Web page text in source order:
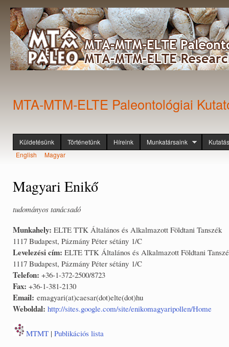
MTA-MTM-ELTE Paleontológiai
Főmenü
Küldetésünk Történetünk Híreink Munkatársaink
Nyelvek
English Magyar
Magyari Enikő
tudományos tanácsadó
Munkahely: ELTE TTK Általános és Alkalmazott Földtani Tanszék
1117 Budapest, Pázmány Péter sétány 1/C
Levelezési cím: ELTE TTK Általános és Alkalmazott Földtani
1117 Budapest, Pázmány Péter sétány 1/C
Telefon: +36-1-372-2500/8723
Fax: +36-1-381-2130
Email: emagyari(at)caesar(dot)elte(dot)hu
Weboldal: http://sites.google.com/site/enikomagyaripollen/Home
MTMT | Publikációs lista